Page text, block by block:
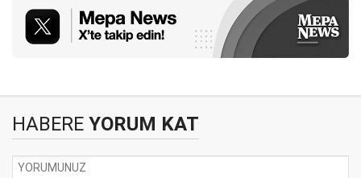
HABERE YORUM KAT